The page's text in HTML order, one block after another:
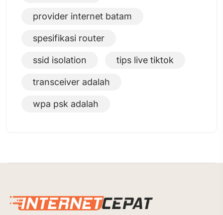
provider internet batam
spesifikasi router
ssid isolation tips live tiktok
transceiver adalah
wpa psk adalah